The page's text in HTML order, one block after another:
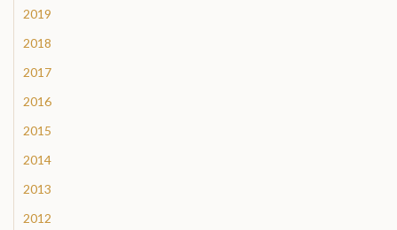
2019
2018
2017
2016
2015
2014
2013
2012